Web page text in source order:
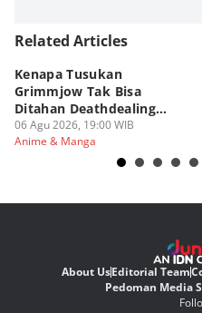
Related Articles
Kenapa Tusukan
Grimmjow Tak Bisa
Ditahan Deathdealing
Askin Bleach?
06 Agu 2026, 19:00 WIB
Anime & Manga
About UsEditorial Team
Pedoman Media